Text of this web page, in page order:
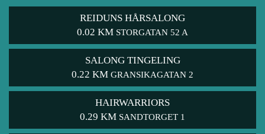
REIDUNS HÅRSALONG
0.02 KM STORGATAN 52 A
SALONG TINGELING
0.22 KM GRANSIKAGATAN 2
HAIRWARRIORS
0.29 KM SANDTORGET 1